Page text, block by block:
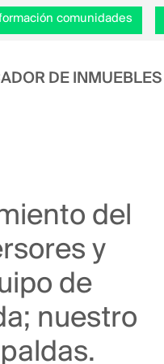
comunidades
DE INMUEBLES
del
y
de
nuestro